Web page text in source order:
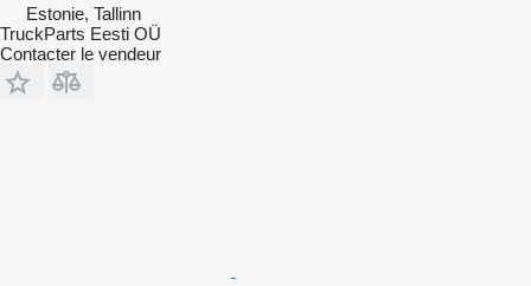
Estonie, Tallinn
TruckParts Eesti OÜ
Contacter le vendeur